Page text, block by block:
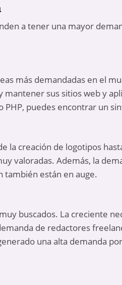
a tener una mayor
más demandadas en el
sus sitios web y
PHP, puedes encontrar un
la creación de logotipos
valoradas. Además, la
también están en auge.
buscados. La creciente
de redactores
una alta demanda